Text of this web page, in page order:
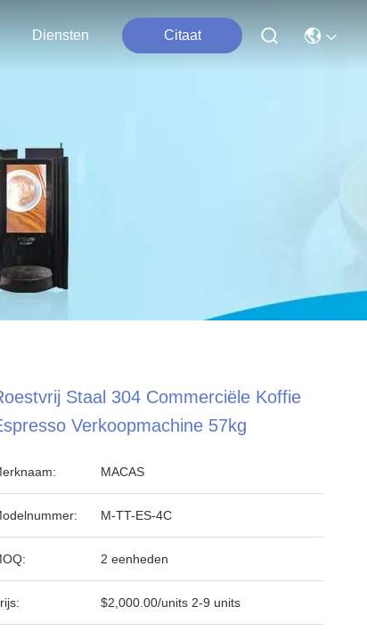
Diensten Citaat
Staal 304 Commerciële Koffie
Verkoopmachine 57kg
MACAS
M-TT-ES-4C
2 eenheden
$2,000.00/units 2-9 units